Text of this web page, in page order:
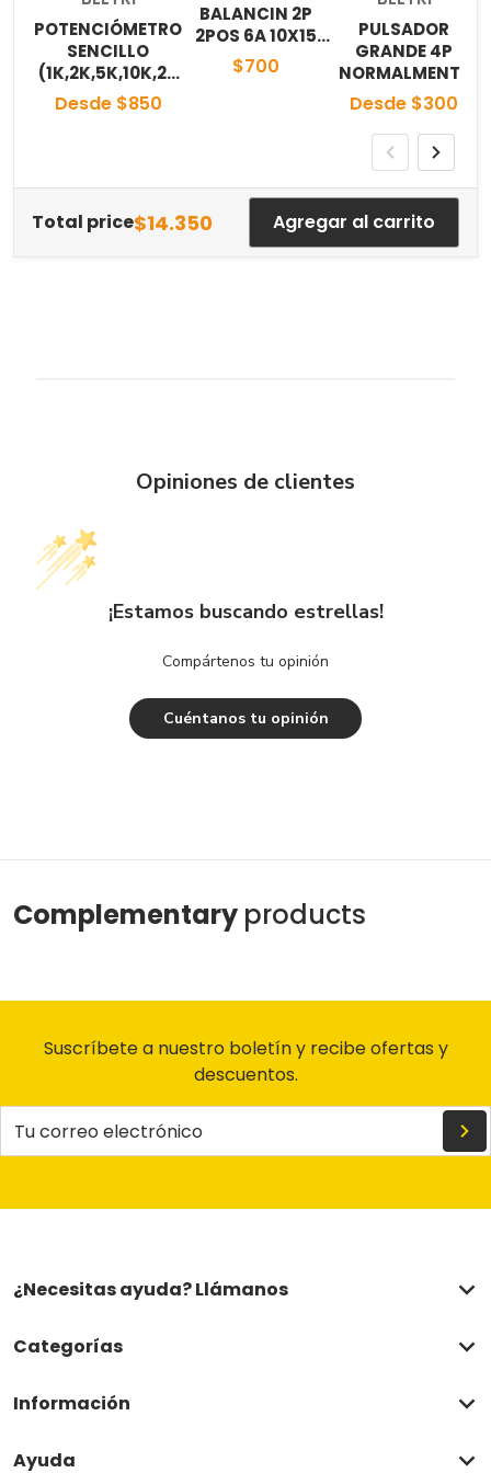
POTENCIÓMETRO
SENCILLO
(1K,2K,5K,10K,20
K,50K,100K,250K,
500K,1M)
Desde $850
BALANCIN 2P
2POS 6A 10X15
NEGRO
$700
PULSADOR
GRANDE 4P
NORMALMENTE
ABIERTO
(12X12mm)
Desde $300
Total price$14.350 Agregar al carrito
Opiniones de clientes
¡Estamos buscando estrellas!
Compártenos tu opinión
Cuéntanos tu opinión
Complementary products
Suscríbete a nuestro boletín y recibe ofertas y
descuentos.
Tu correo electrónico
¿Necesitas ayuda? Llámanos
Categorías
Información
Ayuda